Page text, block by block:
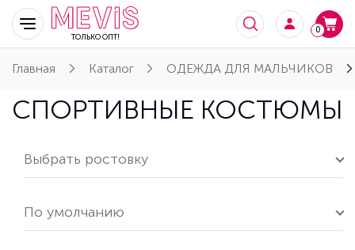
ТОЛЬКО ОПТ!
0
Главная Каталог ОДЕЖДА ДЛЯ МАЛЬЧИКОВ
СПОРТИВНЫЕ КОСТЮМЫ
Выбрать ростовку
По умолчанию